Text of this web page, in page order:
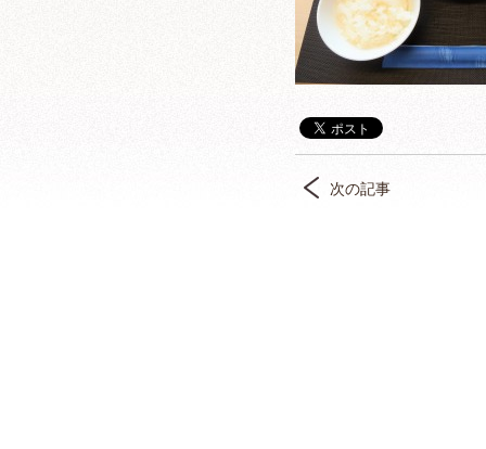
次の記事